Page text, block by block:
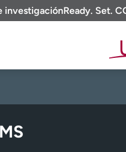
investigaciónReady. Set.